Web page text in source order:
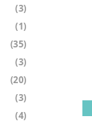
(3)
(1)
(35)
(3)
(20)
(3)
(4)